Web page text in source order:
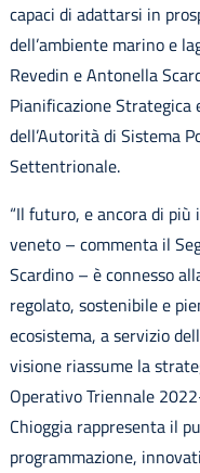
capaci di adattarsi in
dell’ambiente marino e
Revedin e Antonella
Pianificazione Strategica
dell’Autorità di Sistema
Settentrionale.
“Il futuro, e ancora di
veneto – commenta il
Scardino – è connesso
regolato, sostenibile e
ecosistema, a servizio
visione riassume la
Operativo Triennale
Chioggia rappresenta il
programmazione,